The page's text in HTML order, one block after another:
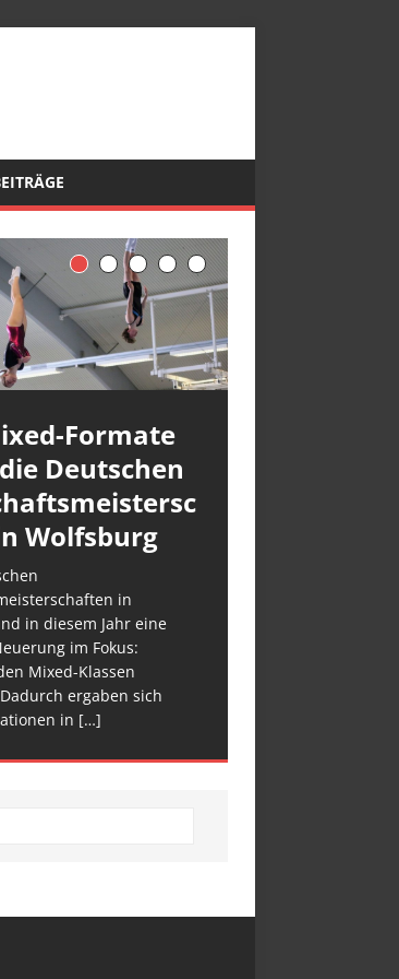
Formate
Deutschen
Wolfsburg
in
in diesem Jahr eine
im Fokus:
Mixed-Klassen
ergaben sich
in […]